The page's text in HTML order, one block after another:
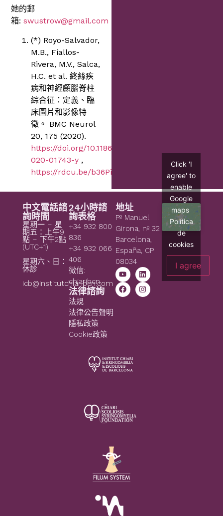
她的郵
箱:swustrow@gmail.com
(*) Royo-Salvador,
M.B., Fiallos-
Rivera, M.V., Salca,
H.C. et al. 終絲疾
病和神經顱腦脊柱
綜合征：定義、臨
床圖片和影像特
徵。 BMC Neurol
20, 175 (2020).
https://doi.org/10.1186/s12883-
020-01743-y ,
https://rdcu.be/b36Pi
中文電話諮
詢時間
星期一 – 星
期五：上午9
點 – 下午2點
(UTC+1)
星期六、日：
休診
icb@institutchiaribcn.com
24小時諮
詢表格
+34 932 800
836
+34 932 066
406
微信:
chiaribcn
法律諮詢
法規
法律公告聲明
隱私政策
Cookie政策
地址
Pº Manuel
Girona, nº 32
Barcelona,
España, CP
08034
Click 'I
agree' to
enable
Google
maps
Política
de
cookies
I agree